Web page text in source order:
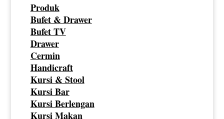
Produk
Bufet & Drawer
Bufet TV
Drawer
Cermin
Handicraft
Kursi & Stool
Kursi Bar
Kursi Berlengan
Kursi Makan